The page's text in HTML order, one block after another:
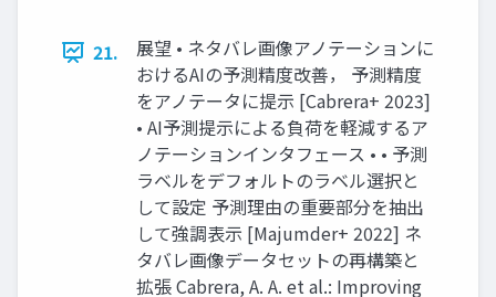
21.
展望 • ネタバレ画像アノテーションに
おけるAIの予測精度改善， 予測精度
をアノテータに提示 [Cabrera+ 2023]
• AI予測提示による負荷を軽減するア
ノテーションインタフェース • • 予測
ラベルをデフォルトのラベル選択と
して設定 予測理由の重要部分を抽出
して強調表示 [Majumder+ 2022] ネ
タバレ画像データセットの再構築と
拡張 Cabrera, A. A. et al.: Improving